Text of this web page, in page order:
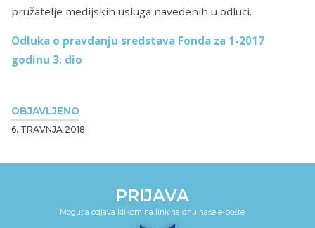
OBJAVLJENO
6. TRAVNJA 2018.
pružatelje medijskih usluga navedenih u odluci.
Odluka o pravdanju sredstava Fonda za 1-2017
godinu 3. dio
PRIJAVA
Moguća odjava klikom na link na dnu naše e-pošte